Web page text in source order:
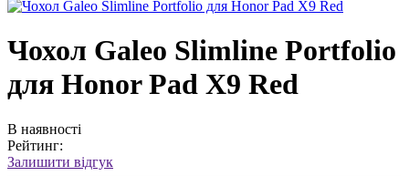
Чохол Galeo Slimline Portfolio
для Honor Pad X9 Red
В наявності
Рейтинг:
Залишити відгук